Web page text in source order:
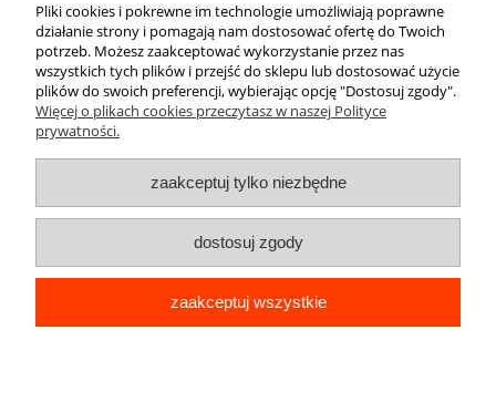
Moje konto
Płatności i dostawa
O nas
Pliki cookies i pokrewne im technologie umożliwiają poprawne
działanie strony i pomagają nam dostosować ofertę do Twoich
potrzeb. Możesz zaakceptować wykorzystanie przez nas
wszystkich tych plików i przejść do sklepu lub dostosować użycie
plików do swoich preferencji, wybierając opcję "Dostosuj zgody".
Więcej o plikach cookies przeczytasz w naszej Polityce
prywatności.
zaakceptuj tylko niezbędne
dostosuj zgody
zaakceptuj wszystkie